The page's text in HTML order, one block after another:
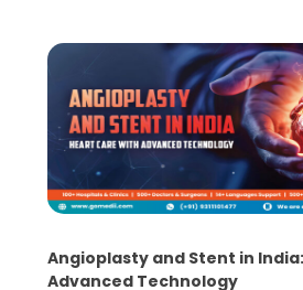
Angioplasty and Stent in
Advanced Technology